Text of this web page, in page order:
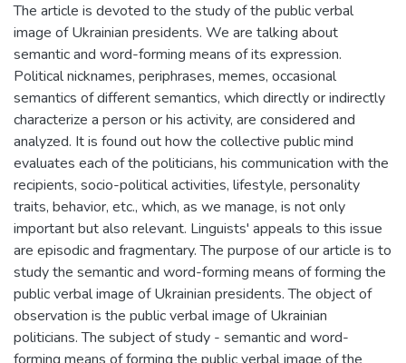
The article is devoted to the study of the public verbal
image of Ukrainian presidents. We are talking about
semantic and word-forming means of its expression.
Political nicknames, periphrases, memes, occasional
semantics of different semantics, which directly or indirectly
characterize a person or his activity, are considered and
analyzed. It is found out how the collective public mind
evaluates each of the politicians, his communication with the
recipients, socio-political activities, lifestyle, personality
traits, behavior, etc., which, as we manage, is not only
important but also relevant. Linguists' appeals to this issue
are episodic and fragmentary. The purpose of our article is to
study the semantic and word-forming means of forming the
public verbal image of Ukrainian presidents. The object of
observation is the public verbal image of Ukrainian
politicians. The subject of study - semantic and word-